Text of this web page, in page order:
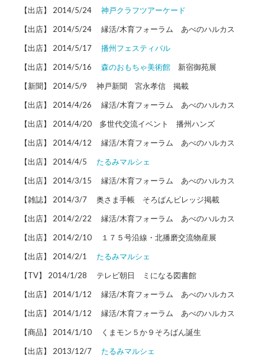
【出店】 2014/5/24 神戸クラフツアーケード
【出店】 2014/5/24 縁活/木育フォーラム あべのハルカス
【出店】 2014/5/17
播州フェスティバル
【出店】 2014/5/16 森のおもちゃ美術館新宿御苑展
【新聞】 2014/5/9 神戸新聞 宮永孝信 掲載
【出店】 2014/4/26 縁活/木育フォーラム あべのハルカス
【出店】 2014/4/20 多世代交流イベント 播州ハンズ
【出店】 2014/4/12 縁活/木育フォーラム あべのハルカス
【出店】 2014/4/5 たるみマルシェ
【出店】 2014/3/15 縁活/木育フォーラム あべのハルカス
【雑誌】 2014/3/7 奥さま手帳 そろばんビレッジ掲載
【出店】 2014/2/22 縁活/木育フォーラム あべのハルカス
【出店】 2014/2/10 １７５号沿線・北播磨交流物産展
【出店】 2014/2/1 たるみマルシェ
【TV】 2014/1/28 テレビ朝日 ミになる図書館
【出店】 2014/1/12 縁活/木育フォーラム あべのハルカス
【出店】 2014/1/12 縁活/木育フォーラム あべのハルカス
【商品】 2014/1/10 くまモン５か９そろばん誕生
【出店】 2013/12/7 たるみマルシェ